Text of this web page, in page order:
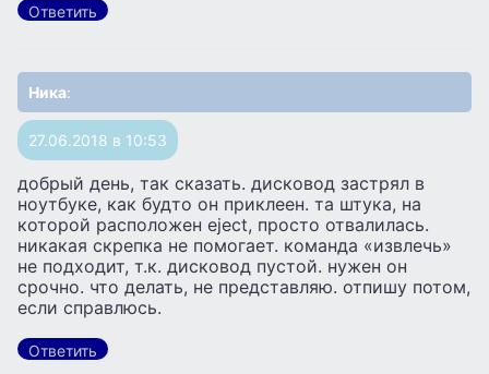
Ответить
Ника:
27.06.2018 в 10:53
добрый день, так сказать. дисковод застрял в
ноутбуке, как будто он приклеен. та штука, на
которой расположен eject, просто отвалилась.
никакая скрепка не помогает. команда «извлечь»
не подходит, т.к. дисковод пустой. нужен он
срочно. что делать, не представляю. отпишу потом,
если справлюсь.
Ответить